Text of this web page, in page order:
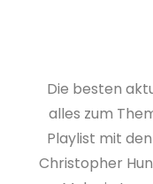
Die besten
alles zum
Playlist mit
Christopher